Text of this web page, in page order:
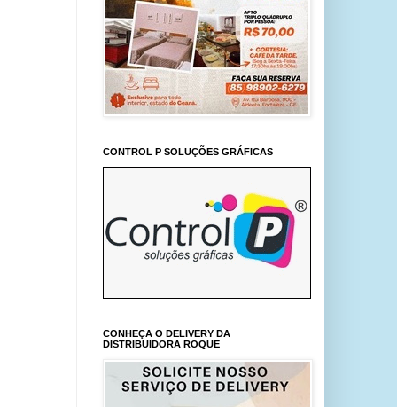
CONTROL P SOLUÇÕES GRÁFICAS
CONHEÇA O DELIVERY DA
DISTRIBUIDORA ROQUE